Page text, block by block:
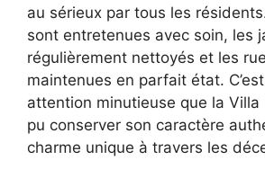
au sérieux par tous les
sont entretenues avec soin, les
régulièrement nettoyés et les
maintenues en parfait état.
attention minutieuse que la Villa
pu conserver son caractère
charme unique à travers les